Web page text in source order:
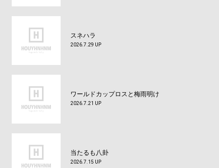
スネハラ
2026.7.29 UP
ワールドカップロスと梅雨明け
2026.7.21 UP
当たるも八卦
2026.7.15 UP